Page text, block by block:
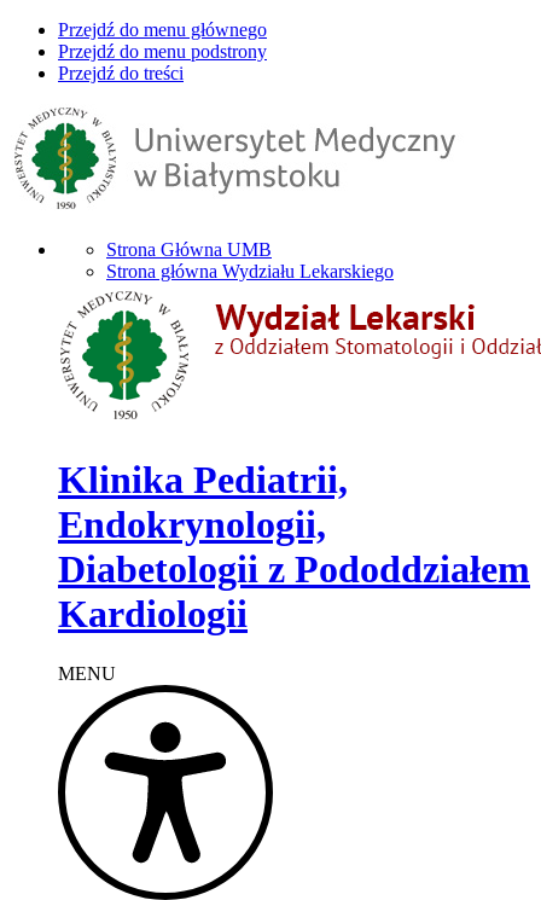
Przejdź do menu głównego
Przejdź do menu podstrony
Przejdź do treści
Strona Główna UMB
Strona główna Wydziału Lekarskiego
Klinika Pediatrii,
Endokrynologii,
Diabetologii z Pododdziałem
Kardiologii
MENU